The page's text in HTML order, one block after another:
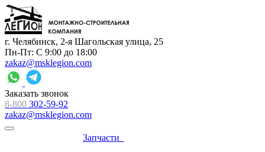
г. Челябинск, 2-я Шагольская улица, 25
Пн-Пт: С 9:00 до 18:00
zakaz@msklegion.com
Заказать звонок
8-800 302-59-92
zakaz@msklegion.com
Запчасти